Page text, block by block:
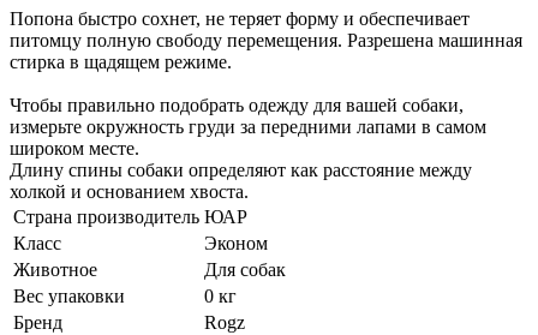
Попона быстро сохнет, не теряет форму и обеспечивает
питомцу полную свободу перемещения. Разрешена машинная
стирка в щадящем режиме.
Чтобы правильно подобрать одежду для вашей собаки,
измерьте окружность груди за передними лапами в самом
широком месте.
Длину спины собаки определяют как расстояние между
холкой и основанием хвоста.
Страна производитель ЮАР
Класс
Эконом
Животное
Для собак
Вес упаковки
0 кг
Бренд
Rogz